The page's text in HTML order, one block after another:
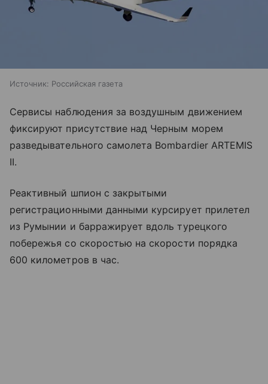
Источник: Российская газета
Сервисы наблюдения за воздушным движением
фиксируют присутствие над Черным морем
разведывательного самолета Bombardier ARTEMIS
II.
Реактивный шпион с закрытыми
регистрационными данными курсирует прилетел
из Румынии и барражирует вдоль турецкого
побережья со скоростью на скорости порядка
600 километров в час.